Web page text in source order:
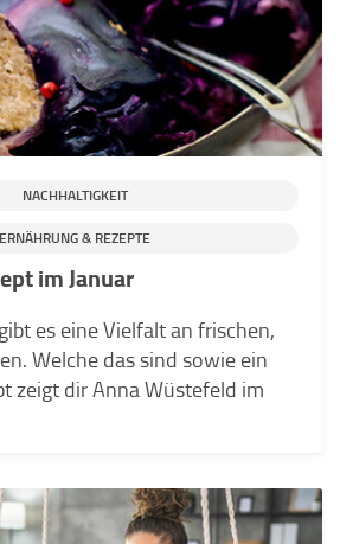
NACHHALTIGKEIT
ERNÄHRUNG & REZEPTE
im Januar
es eine Vielfalt an frischen,
Welche das sind sowie ein
zeigt dir Anna Wüstefeld im